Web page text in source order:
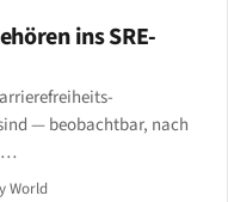
ins SRE-
— beobachtbar, nach
World